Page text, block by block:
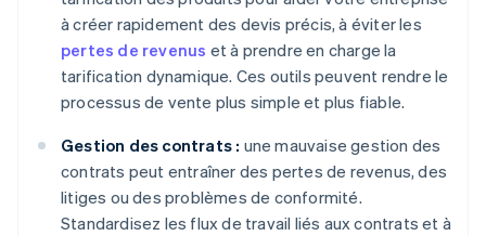
à créer rapidement des devis précis, à éviter les
pertes de revenus et à prendre en charge la
tarification dynamique. Ces outils peuvent rendre le
processus de vente plus simple et plus fiable.
Gestion des contrats : une mauvaise gestion des
contrats peut entraîner des pertes de revenus, des
litiges ou des problèmes de conformité.
Standardisez les flux de travail liés aux contrats et à